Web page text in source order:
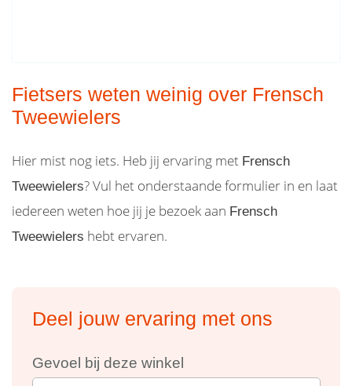
Fietsers weten weinig over Frensch
Tweewielers
Hier mist nog iets. Heb jij ervaring met Frensch
Tweewielers? Vul het onderstaande formulier in en laat
iedereen weten hoe jij je bezoek aan Frensch
Tweewielers hebt ervaren.
Deel jouw ervaring met ons
Gevoel bij deze winkel